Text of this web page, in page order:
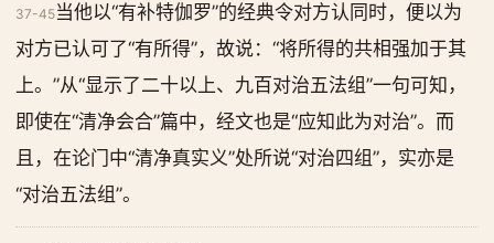
37-45当他以“有补特伽罗”的经典令对方认同时，便以为
对方已认可了“有所得”，故说：“将所得的共相强加于其
上。”从“显示了二十以上、九百对治五法组”一句可知，
即使在“清净会合”篇中，经文也是“应知此为对治”。而
且，在论门中“清净真实义”处所说“对治四组”，实亦是
“对治五法组”。